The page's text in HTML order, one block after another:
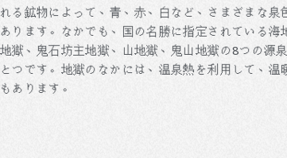
る鉱物によって、青、赤、白など、さまざまな泉
ります。なかでも、国の名勝に指定されている海
獄、鬼石坊主地獄、山地獄、鬼山地獄の8つの源
つです。地獄のなかには、温泉熱を利用して、温
あります。